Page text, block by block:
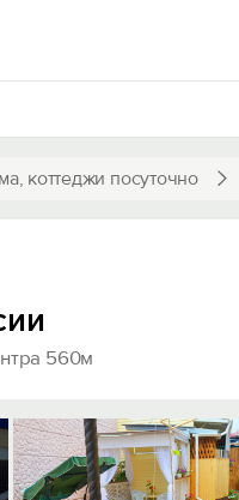
коттеджи посуточно
560м